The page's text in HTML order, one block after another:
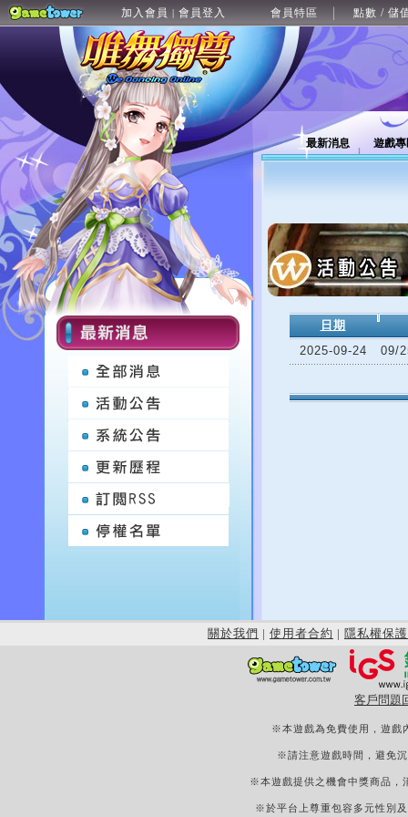
加入會員 | 會員登入 會員特區 點數 / 儲
最新消息 遊戲
日期
2025-09-24
09/
關於我們 | 使用者合約 | 隱私權保護
客戶問題
※本遊戲為免費使用，遊戲
※請注意遊戲時間，避免
※本遊戲提供之機會中獎商品，
※於平台上尊重包容多元性別